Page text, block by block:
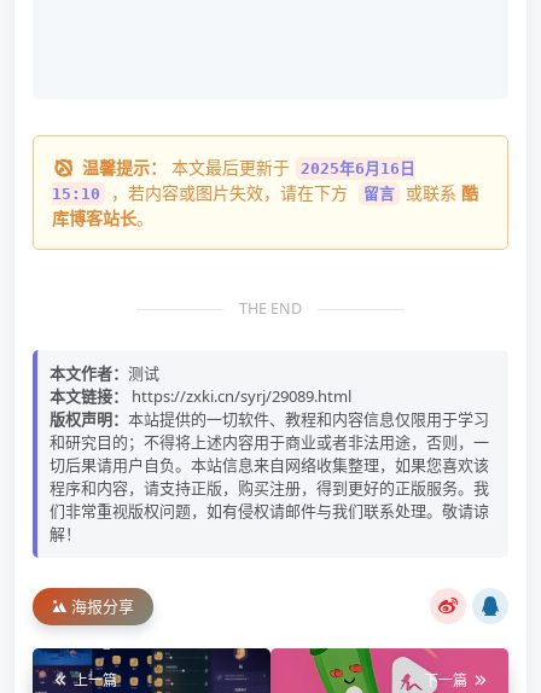
温馨提示： 本文最后更新于 2025年6月16日
15:10
，若内容或图片失效，请在下方 留言 或联系 酷
库博客站长。
THE END
本文作者： 测试
本文链接：
https://zxki.cn/syrj/29089.html
版权声明： 本站提供的一切软件、教程和内容信息仅限用于学习
和研究目的；不得将上述内容用于商业或者非法用途，否则，一
切后果请用户自负。本站信息来自网络收集整理，如果您喜欢该
程序和内容，请支持正版，购买注册，得到更好的正版服务。我
们非常重视版权问题，如有侵权请邮件与我们联系处理。敬请谅
解！
海报分享
上一篇
下一篇